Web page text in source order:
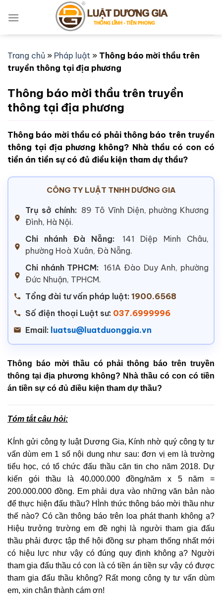
qua
Trang chủ » Pháp luật » Thông báo mời thầu trên
truyền thông tại địa phương
Thông báo mời thầu trên truyền
thông tại địa phương
Thông báo mời thầu có phải thông báo trên truyền
thông tại địa phương không? Nhà thầu có con có
tiền án tiền sự có đủ điều kiện tham dự thầu?
CÔNG TY LUẬT TNHH DƯƠNG GIA
Trụ sở chính: 89 Tô Vĩnh Diện, phường Khương
Đình, Hà Nội.
Chi nhánh Đà Nẵng:
141 Diệp Minh Châu,
phường Hoà Xuân, Đà Nẵng.
Chi nhánh TPHCM: 161A Đào Duy Anh, phường
Đức Nhuận, TPHCM.
Tổng đài tư vấn pháp luật: 1900.6568
Số điện thoại Luật sư: 037.6999996
Email: luatsu@luatduonggia.vn
Thông báo mời thầu có phải thông báo trên truyền
thông tại địa phương không? Nhà thầu có con có tiền
án tiền sự có đủ điều kiện tham dự thầu?
Tóm tắt câu hỏi:
KÍnh gửi công ty luật Dương Gia, Kính nhờ quý công ty tư
vấn dùm em 1 số nội dung như sau: đơn vị em là trường
tiểu học, có tổ chức đấu thầu căn tin cho năm 2018. Dự
kiến gói thầu là 40.000.000 đồng/năm x 5 năm =
200.000.000 đồng. Em phải dựa vào những văn bản nào
để thực hiện đấu thầu? HÌnh thức thông báo mời thầu như
thế nào? Có cần thông báo trên loa phát thanh không ạ?
Hiệu trưởng trường em đề nghị là người tham gia đấu
thầu phải được tập thể hội đồng sư phạm thống nhất mới
có hiệu lực như vậy có đúng quy định không ạ? Người
tham gia đấu thầu có con là có tiền án tiền sự vậy có được
tham gia đấu thầu không? Rất mong công ty tư vấn dùm
em, xin chân thành cám ơn!